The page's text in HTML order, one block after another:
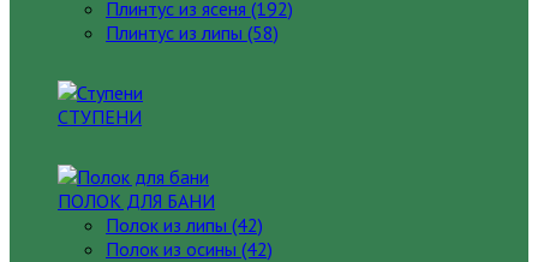
Плинтус из ясеня (192)
Плинтус из липы (58)
СТУПЕНИ
ПОЛОК ДЛЯ БАНИ
Полок из липы (42)
Полок из осины (42)